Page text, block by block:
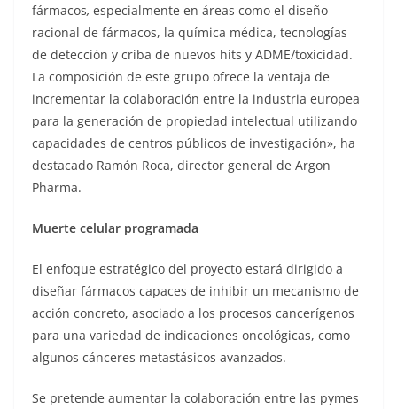
fármacos, especialmente en áreas como el diseño
racional de fármacos, la química médica, tecnologías
de detección y criba de nuevos hits y ADME/toxicidad.
La composición de este grupo ofrece la ventaja de
incrementar la colaboración entre la industria europea
para la generación de propiedad intelectual utilizando
capacidades de centros públicos de investigación», ha
destacado Ramón Roca, director general de Argon
Pharma.
Muerte celular programada
El enfoque estratégico del proyecto estará dirigido a
diseñar fármacos capaces de inhibir un mecanismo de
acción concreto, asociado a los procesos cancerígenos
para una variedad de indicaciones oncológicas, como
algunos cánceres metastásicos avanzados.
Se pretende aumentar la colaboración entre las pymes